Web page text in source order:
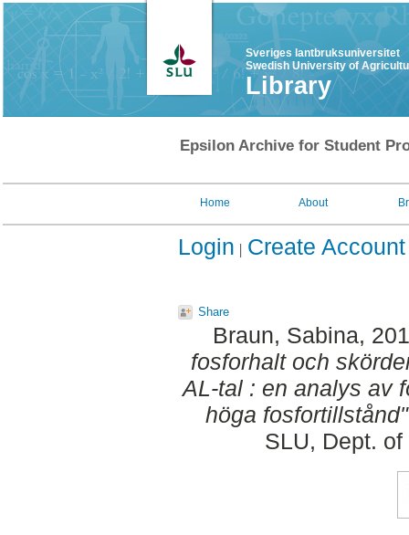
Sveriges lantbruksuniversitet
Swedish University of
Library
Epsilon Archive for Student
Home About
Login Create Account
Share
Braun, Sabina,
fosforhalt och
AL-tal : en analys av
höga
SLU, Dept.